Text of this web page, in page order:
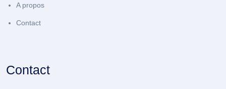
A propos
Contact
Contact